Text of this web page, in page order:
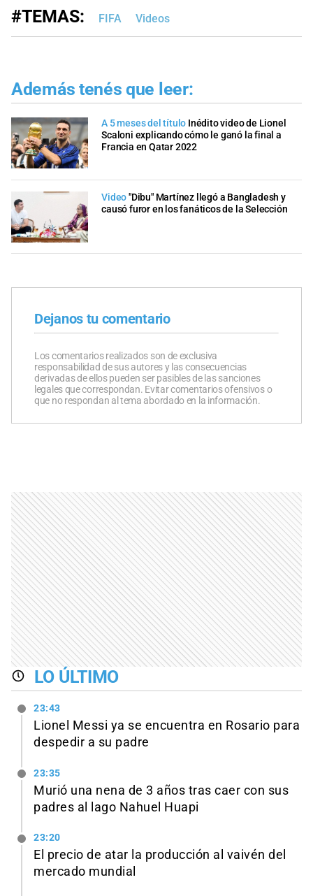
#TEMAS: FIFA Videos
Además tenés que leer:
A 5 meses del título Inédito video de Lionel
Scaloni explicando cómo le ganó la final a
Francia en Qatar 2022
Video"Dibu" Martínez llegó a Bangladesh y
causó furor en los fanáticos de la Selección
Dejanos tu comentario
Los comentarios realizados son de exclusiva
responsabilidad de sus autores y las consecuencias
derivadas de ellos pueden ser pasibles de las sanciones
legales que correspondan. Evitar comentarios ofensivos o
que no respondan al tema abordado en la información.
LO ÚLTIMO
23:43
Lionel Messi ya se encuentra en Rosario para
despedir a su padre
23:35
Murió una nena de 3 años tras caer con sus
padres al lago Nahuel Huapi
23:20
El precio de atar la producción al vaivén del
mercado mundial